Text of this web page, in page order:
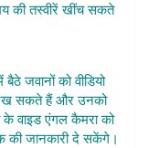
की तस्वीरें खींच सकते
जवानों को वीडियो
सकते हैं और उनको
के वाइड एंगल कैमरा को
की जानकारी दे सकेंगे।